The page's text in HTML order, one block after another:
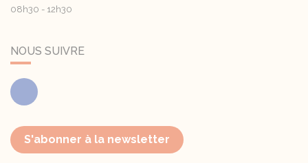
08h30 - 12h30
NOUS SUIVRE
Facebook
S'abonner à la newsletter